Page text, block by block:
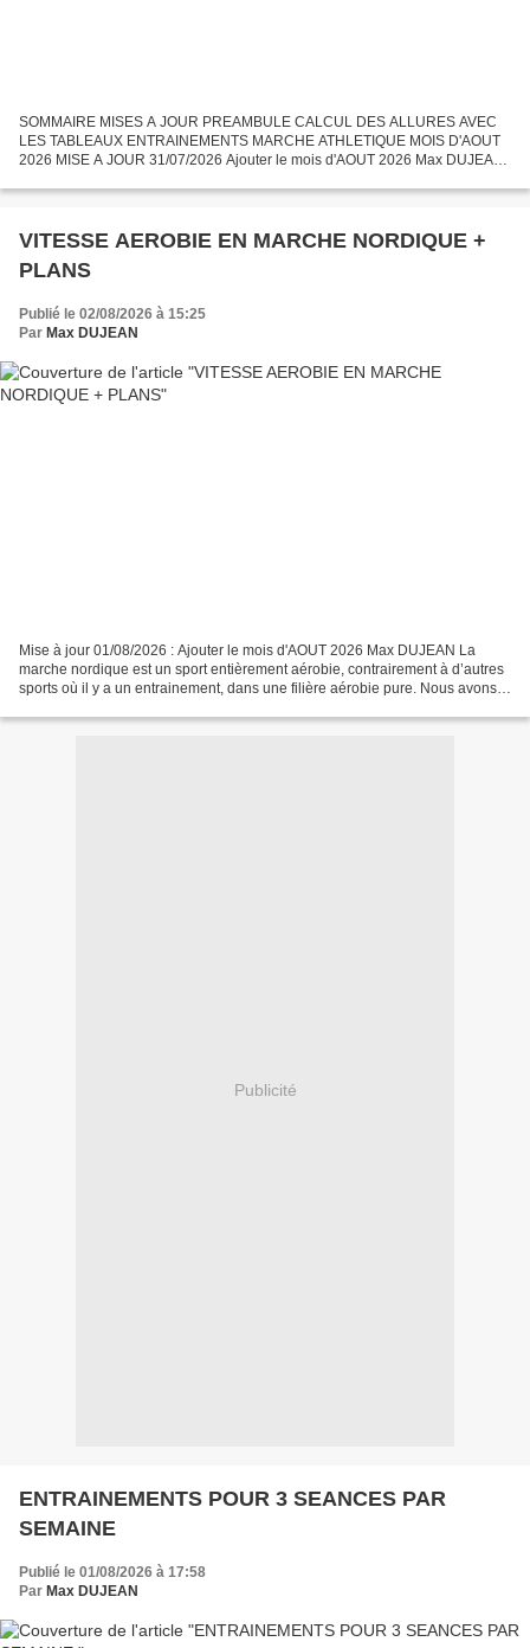
SOMMAIRE MISES A JOUR PREAMBULE CALCUL DES ALLURES AVEC
LES TABLEAUX ENTRAINEMENTS MARCHE ATHLETIQUE MOIS D'AOUT
2026 MISE A JOUR 31/07/2026 Ajouter le mois d'AOUT 2026 Max DUJEAN
comme...
VITESSE AEROBIE EN MARCHE NORDIQUE +
PLANS
Publié le 02/08/2026 à 15:25
Par Max DUJEAN
Mise à jour 01/08/2026 : Ajouter le mois d'AOUT 2026 Max DUJEAN La
marche nordique est un sport entièrement aérobie, contrairement à d’autres
sports où il y a un entrainement, dans une filière aérobie pure. Nous avons
Publicité
ENTRAINEMENTS POUR 3 SEANCES PAR
SEMAINE
Publié le 01/08/2026 à 17:58
Par Max DUJEAN